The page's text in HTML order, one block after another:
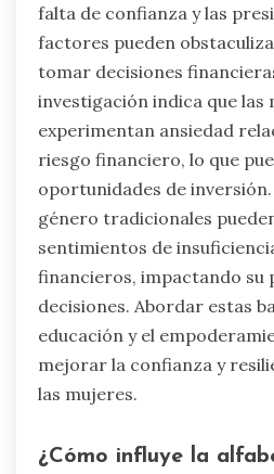
falta de confianza y las
factores pueden
tomar decisiones
investigación indica que las
experimentan ansiedad
riesgo financiero, lo que
oportunidades de
género tradicionales
sentimientos de
financieros, impactando su
decisiones. Abordar estas
educación y el
mejorar la confianza y
las mujeres.
¿Cómo influye la